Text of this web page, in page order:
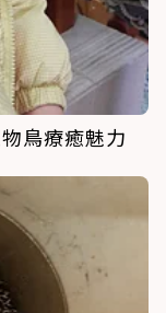
鳥療癒魅力